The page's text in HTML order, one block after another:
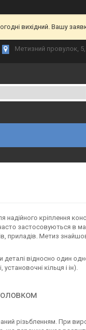
вихідний. Вашу
Метизний провулок, 5,
кріплення
застосовуються в
приладів. Метиз
деталі відносно один
кільця і ін).
різьбленням. При